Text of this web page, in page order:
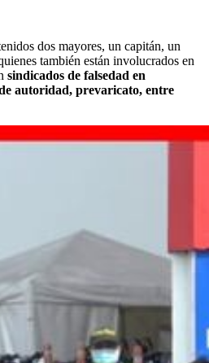
dos mayores, un capitán, un
también están involucrados en
sindicados de falsedad en
autoridad, prevaricato, entre